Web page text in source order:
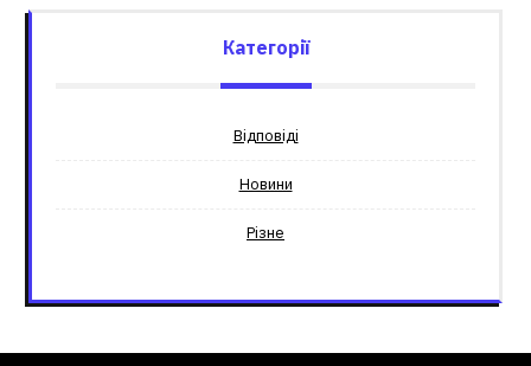
Категорії
Відповіді
Новини
Різне